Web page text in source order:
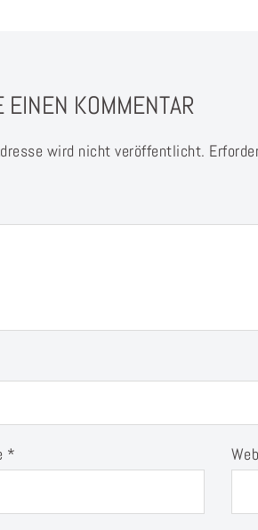
EINEN KOMMENTAR
wird nicht veröffentlicht.
*